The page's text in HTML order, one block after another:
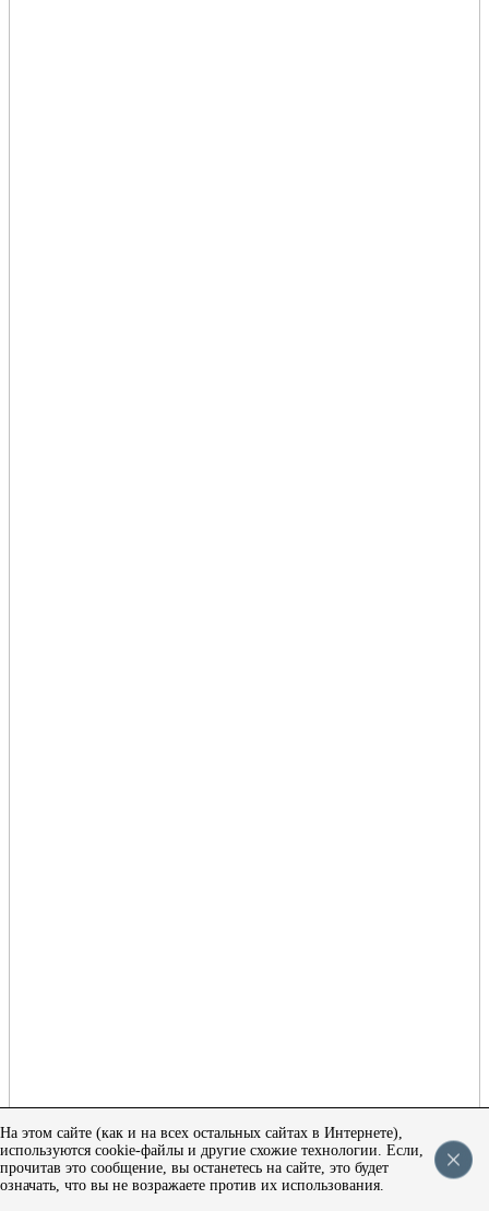
На этом сайте (как и на всех остальных сайтах в Интернете),
используются cookie-файлы и другие схожие технологии. Если,
прочитав это сообщение, вы останетесь на сайте, это будет
означать, что вы не возражаете против их использования.